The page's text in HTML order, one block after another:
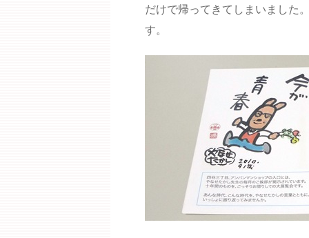
だけで帰ってきてしまいました
す。